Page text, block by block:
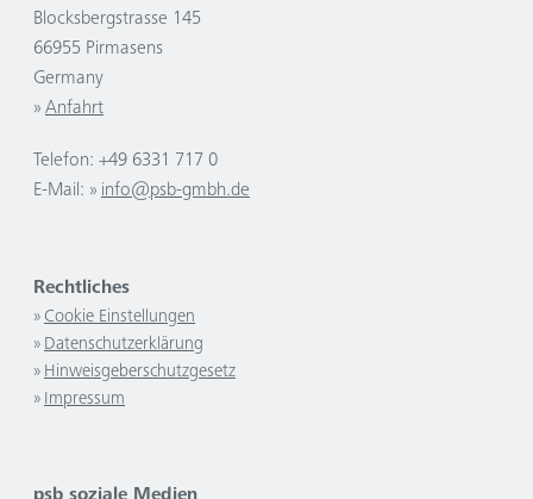
Blocksbergstrasse 145
66955 Pirmasens
Germany
Anfahrt
Telefon: +49 6331 717 0
E-Mail:
info@psb-gmbh.de
Rechtliches
Cookie Einstellungen
Datenschutzerklärung
Hinweisgeberschutzgesetz
Impressum